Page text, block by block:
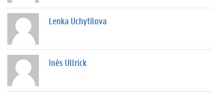
Lenka Uchytilova
Inès Ullrick